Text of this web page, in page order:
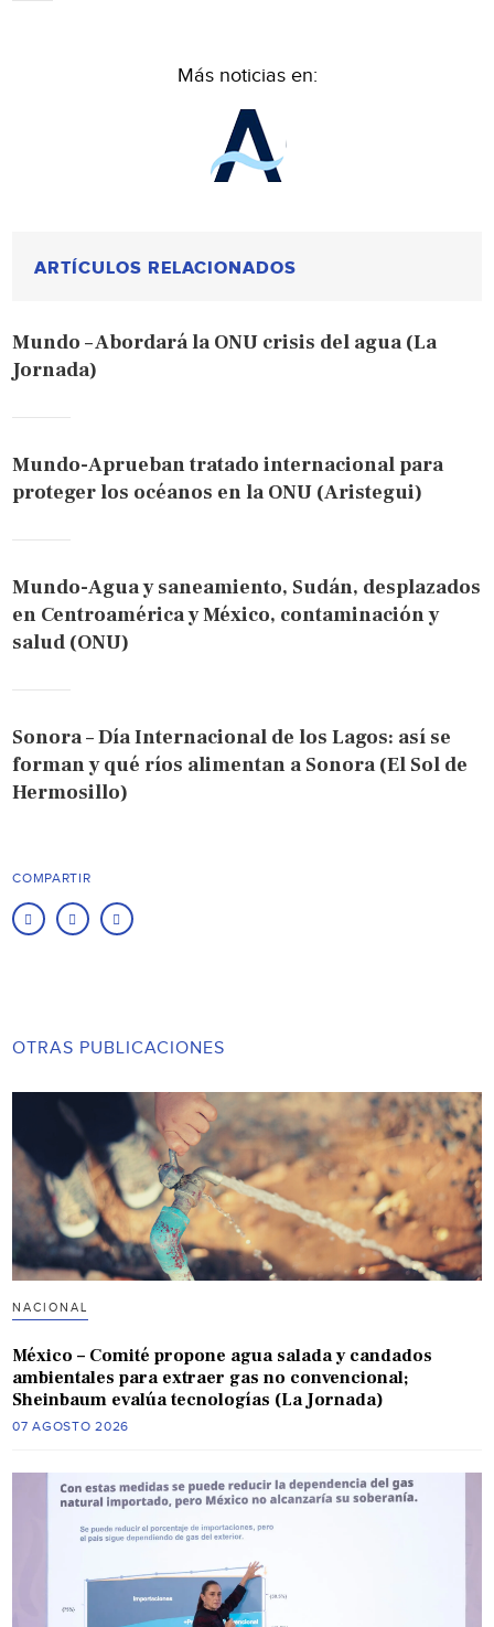
Más noticias en:
ARTÍCULOS RELACIONADOS
Mundo – Abordará la ONU crisis del agua (La
Jornada)
Mundo-Aprueban tratado internacional para
proteger los océanos en la ONU (Aristegui)
Mundo-Agua y saneamiento, Sudán, desplazados
en Centroamérica y México, contaminación y
salud (ONU)
Sonora – Día Internacional de los Lagos: así se
forman y qué ríos alimentan a Sonora (El Sol de
Hermosillo)
COMPARTIR
OTRAS PUBLICACIONES
NACIONAL
México – Comité propone agua salada y candados
ambientales para extraer gas no convencional;
Sheinbaum evalúa tecnologías (La Jornada)
07 AGOSTO 2026